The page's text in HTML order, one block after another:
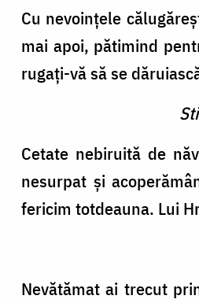
Cu nevoinţele
mai apoi, pătimind
rugaţi-vă să se
Cetate nebiruită de
nesurpat şi
fericim totdeauna. Lui
Nevătămat ai trecut